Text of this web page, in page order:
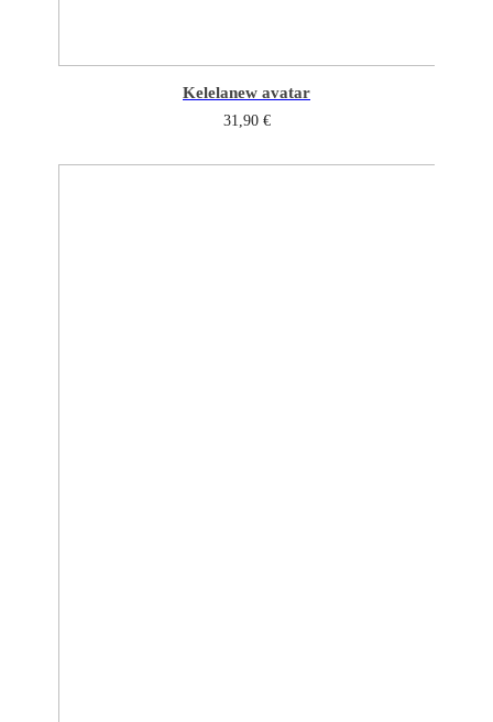
Kelelanew avatar
31,90 €